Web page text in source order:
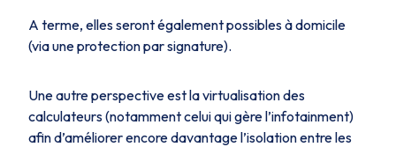
A terme, elles seront également possibles à domicile
(via une protection par signature).
Une autre perspective est la virtualisation des
calculateurs (notamment celui qui gère l’infotainment)
afin d’améliorer encore davantage l’isolation entre les